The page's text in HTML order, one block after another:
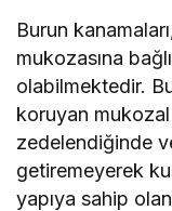
Burun
mukozasına
olabilmektedir.
koruyan
zedelendiğinde
getiremeyerek
yapıya sahip